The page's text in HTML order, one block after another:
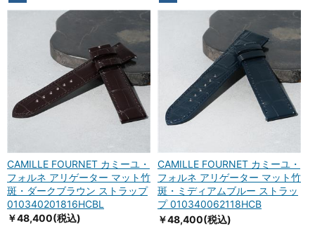
CAMILLE FOURNET カミーユ・
フォルネ アリゲーター マット竹
斑・ダークブラウン ストラップ
010340201816HCBL
￥48,400(税込)
CAMILLE FOURNET カミーユ・
フォルネ アリゲーター マット竹
斑・ミディアムブルー ストラッ
プ 010340062118HCB
￥48,400(税込)